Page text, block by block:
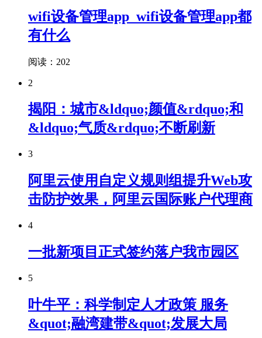
wifi设备管理app_wifi设备管理app都
有什么
阅读：202
2
揭阳：城市&ldquo;颜值&rdquo;和
&ldquo;气质&rdquo;不断刷新
3
阿里云使用自定义规则组提升Web攻
击防护效果，阿里云国际账户代理商
4
一批新项目正式签约落户我市园区
5
叶牛平：科学制定人才政策 服务
&quot;融湾建带&quot;发展大局